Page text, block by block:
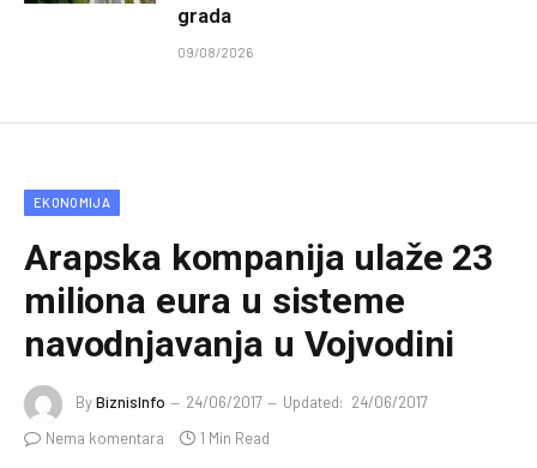
grada
09/08/2026
EKONOMIJA
Arapska kompanija ulaže 23
miliona eura u sisteme
navodnjavanja u Vojvodini
ByBiznisInfo 24/06/2017 Updated: 24/06/2017
Nema komentara
1 Min Read